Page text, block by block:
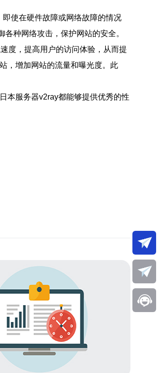
使在硬件故障或网络故障的情况
种网络攻击，保护网站的安全。
度，提高用户的访问体验，从而提
，增加网站的流量和曝光度。此
本服务器v2ray都能够提供优秀的性